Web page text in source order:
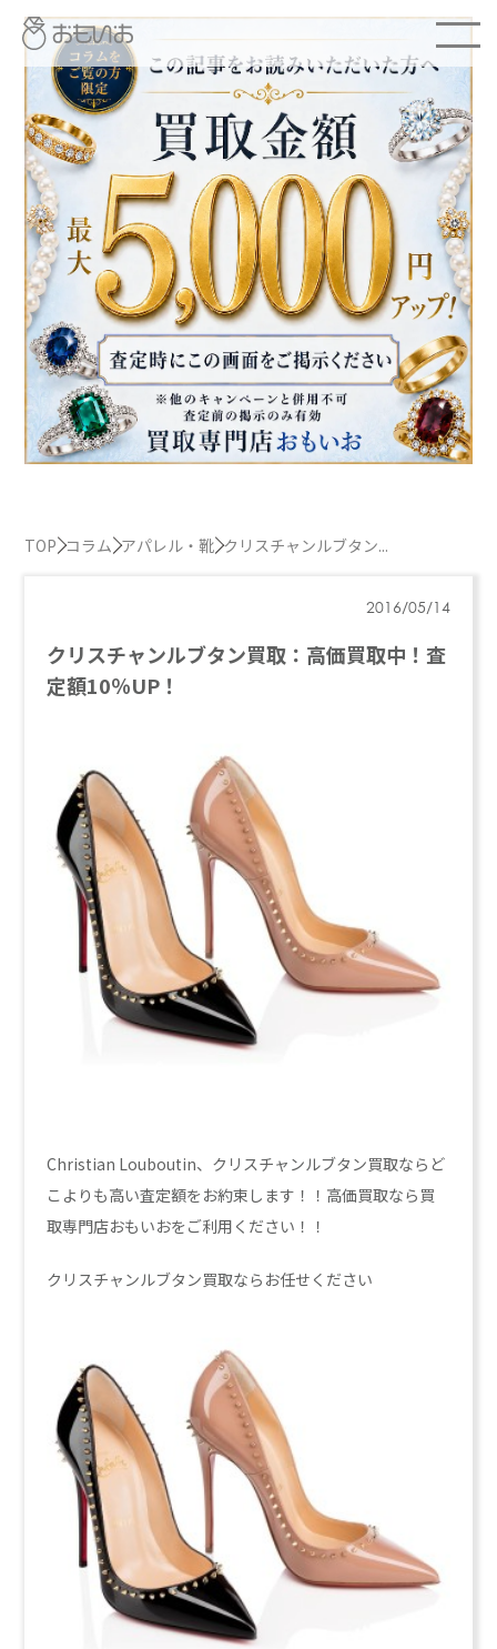
TOP コラム アパレル・靴 クリスチャンルブタン...
2016/05/14
クリスチャンルブタン買取：高価買取中！査
定額10％UP！
Christian Louboutin、クリスチャンルブタン買取ならど
こよりも高い査定額をお約束します！！高価買取なら買
取専門店おもいおをご利用ください！！
クリスチャンルブタン買取ならお任せください